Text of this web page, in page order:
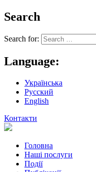
Search
Search for:
Language:
Українська
Русский
English
Контакти
Головна
Наші послуги
Події